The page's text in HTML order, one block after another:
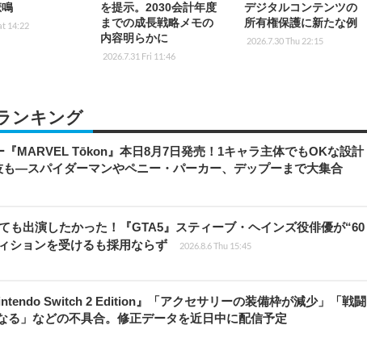
14:22
を提示。2030会計年度
までの成長戦略メモの
内容明らかに
2026.7.31 Fri 11:46
デジタルコンテンツの
所有権保護に新たな例
2026.7.30 Thu 22:15
ンキング
『MARVEL Tōkon』本日8月7日発売！1キャラ主体でもOKな設計
―スパイダーマンやペニー・パーカー、デップーまで大集合
も出演したかった！『GTA5』スティーブ・ヘインズ役俳優が“60
ションを受けるも採用ならず
2026.8.6 Thu 15:45
Switch 2 Edition』「アクセサリーの装備枠が減少」「戦闘
る」などの不具合。修正データを近日中に配信予定